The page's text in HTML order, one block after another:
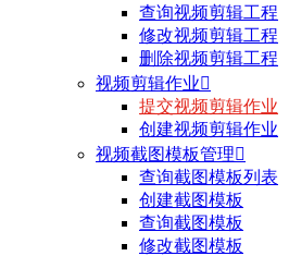
查询视频剪辑工程
修改视频剪辑工程
删除视频剪辑工程
视频剪辑作业
提交视频剪辑作业
创建视频剪辑作业
视频截图模板管理
查询截图模板列表
创建截图模板
查询截图模板
修改截图模板